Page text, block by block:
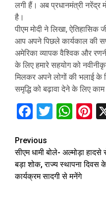
लगी हैं। अब प्रधानमंत्री नरेंद्र
है।
पीएम मोदी ने लिखा, ऐतिहासिक
आप अपने पिछले कार्यकाल की
अमेरिका व्यापक वैश्विक और
के लिए हमारे सहयोग को
मिलकर अपने लोगों की भलाई के
समृद्धि को बढ़ावा देने के लिए
Facebook
Twitter
Continue
Reading
Previous
सीएम धामी बोले- अल्मोड़ा हादसे
बड़ा शोक, राज्य स्थापना दिवस
कार्यक्रम सादगी से मनेंगे